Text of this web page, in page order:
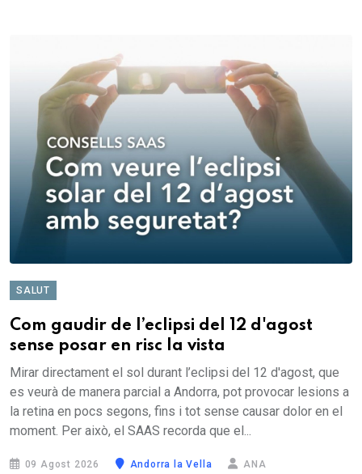
SALUT
Com gaudir de l’eclipsi del 12 d'agost
sense posar en risc la vista
Mirar directament el sol durant l’eclipsi del 12 d'agost, que
es veurà de manera parcial a Andorra, pot provocar lesions a
la retina en pocs segons, fins i tot sense causar dolor en el
moment. Per això, el SAAS recorda que el...
09 Agost 2026 Andorra la Vella ANA